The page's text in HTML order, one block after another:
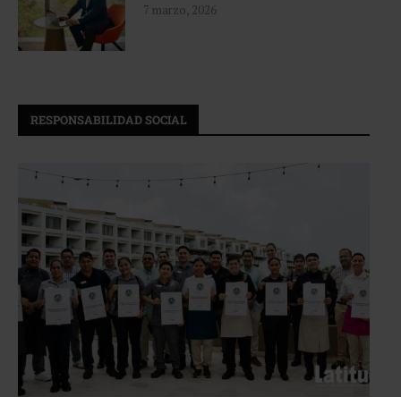
7 marzo, 2026
RESPONSABILIDAD SOCIAL